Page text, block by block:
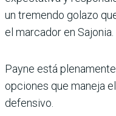
un tremendo golazo
el marcador en Sajonia.
Payne está
opciones que maneja
defensivo.